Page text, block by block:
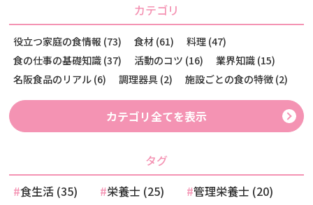
カテゴリ
役立つ家庭の食情報 (73) 食材 (61)
料理 (47)
食の仕事の基礎知識 (37)
活動のコツ (16)
業界知識 (15)
名阪食品のリアル (6)
調理器具 (2) 施設ごとの食の特徴 (2)
カテゴリ全てを表示
タグ
食生活 (35)
栄養士 (25)
管理栄養士 (20)